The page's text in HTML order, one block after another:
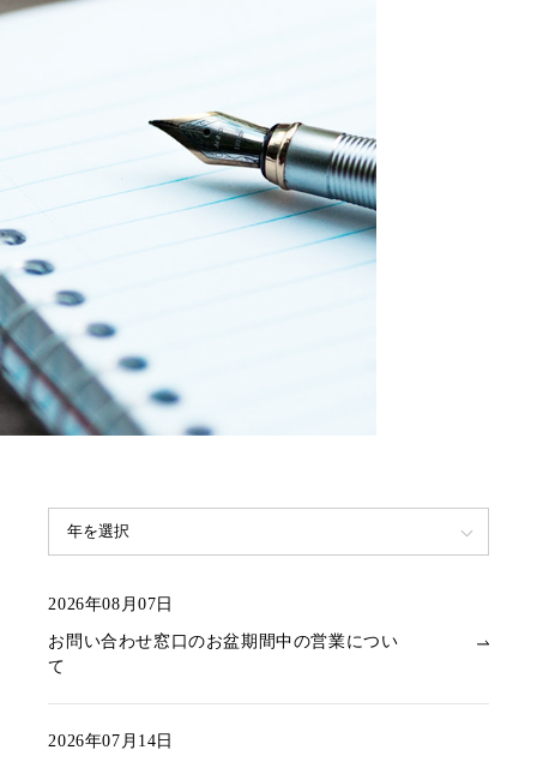
2026年08月07日
お問い合わせ窓口のお盆期間中の営業につい
て
2026年07月14日